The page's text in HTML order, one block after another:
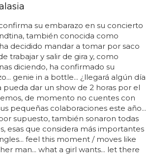
su embarazo en su concierto
también conocida como
decidido mandar a tomar por saco
trabajar y salir de gira y, como
diciendo, ha confirmado su
genie in a bottle... ¿llegará algún día
pueda dar un show de 2 horas por el
de momento no cuentes con
pequeñas colaboraciones este año...
supuesto, también sonaron todas
esas que considera más importantes
feel this moment / moves like
man... what a girl wants... let there